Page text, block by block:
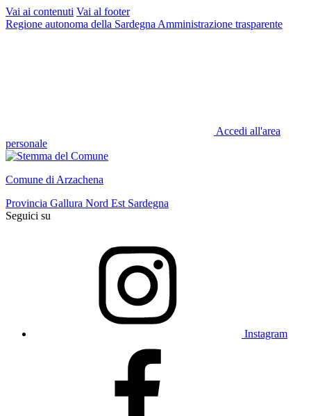
Vai ai contenuti Vai al footer
Regione autonoma della Sardegna Amministrazione trasparente
Accedi all'area
personale
Comune di Arzachena
Provincia Gallura Nord Est Sardegna
Seguici su
Instagram